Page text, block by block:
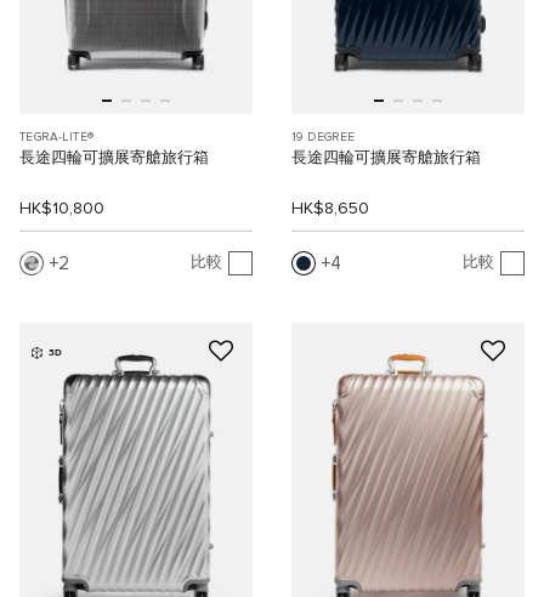
TEGRA-LITE®
長途四輪可擴展寄艙旅行箱
HK$10,800
2 比較
19 DEGREE
長途四輪可擴展寄艙旅行箱
HK$8,650
4 比較
3D